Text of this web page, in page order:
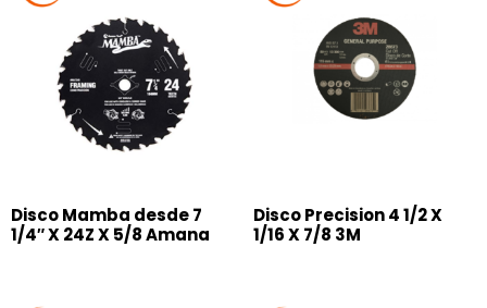
Disco Mamba desde 7
1/4″ X 24Z X 5/8 Amana
Disco Precision 4 1/2 X
1/16 X 7/8 3M